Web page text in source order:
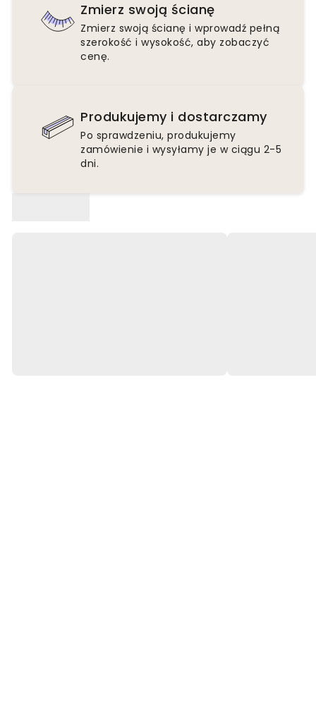
Zmierz swoją ścianę
Zmierz swoją ścianę i wprowadź pełną
szerokość i wysokość, aby zobaczyć
cenę.
Produkujemy i dostarczamy
Po sprawdzeniu, produkujemy
zamówienie i wysyłamy je w ciągu 2-5
dni.